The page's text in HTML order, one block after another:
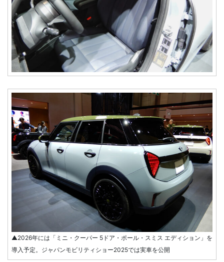
▲2026年には「ミニ・クーパー 5ドア・ポール・スミス エディション」を
導入予定。ジャパンモビリティショー2025では実車を公開